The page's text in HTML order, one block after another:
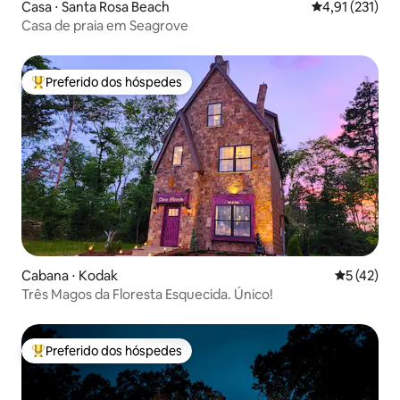
Casa ⋅ Santa Rosa Beach 4,91 de uma
4,91 (231)
Casa de praia em Seagrove
Entre os melhores preferidos dos hóspedes
Preferido dos hóspedes
Cabana ⋅ Kodak 5 de uma
5 (42)
Três Magos da Floresta Esquecida. Único!
Entre os melhores preferidos dos hóspedes
Preferido dos hóspedes